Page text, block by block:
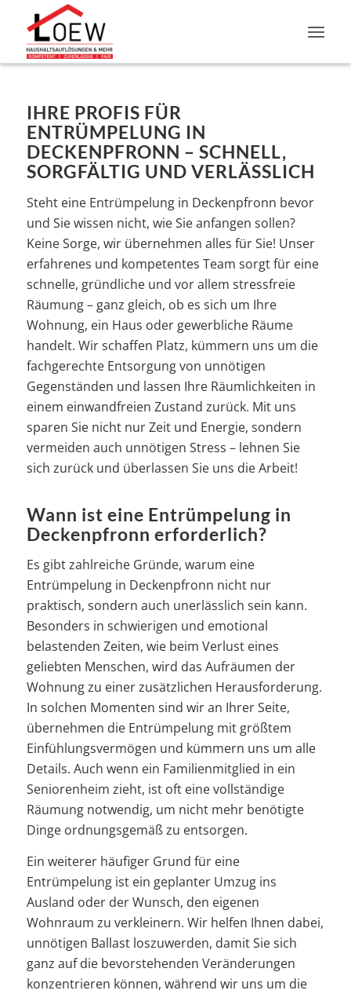
IHRE PROFIS FÜR
ENTRÜMPELUNG IN
DECKENPFRONN – SCHNELL,
SORGFÄLTIG UND VERLÄSSLICH
Steht eine Entrümpelung in Deckenpfronn bevor
und Sie wissen nicht, wie Sie anfangen sollen?
Keine Sorge, wir übernehmen alles für Sie! Unser
erfahrenes und kompetentes Team sorgt für eine
schnelle, gründliche und vor allem stressfreie
Räumung – ganz gleich, ob es sich um Ihre
Wohnung, ein Haus oder gewerbliche Räume
handelt. Wir schaffen Platz, kümmern uns um die
fachgerechte Entsorgung von unnötigen
Gegenständen und lassen Ihre Räumlichkeiten in
einem einwandfreien Zustand zurück. Mit uns
sparen Sie nicht nur Zeit und Energie, sondern
vermeiden auch unnötigen Stress – lehnen Sie
sich zurück und überlassen Sie uns die Arbeit!
Wann ist eine Entrümpelung in
Deckenpfronn erforderlich?
Es gibt zahlreiche Gründe, warum eine
Entrümpelung in Deckenpfronn nicht nur
praktisch, sondern auch unerlässlich sein kann.
Besonders in schwierigen und emotional
belastenden Zeiten, wie beim Verlust eines
geliebten Menschen, wird das Aufräumen der
Wohnung zu einer zusätzlichen Herausforderung.
In solchen Momenten sind wir an Ihrer Seite,
übernehmen die Entrümpelung mit größtem
Einfühlungsvermögen und kümmern uns um alle
Details. Auch wenn ein Familienmitglied in ein
Seniorenheim zieht, ist oft eine vollständige
Räumung notwendig, um nicht mehr benötigte
Dinge ordnungsgemäß zu entsorgen.
Ein weiterer häufiger Grund für eine
Entrümpelung ist ein geplanter Umzug ins
Ausland oder der Wunsch, den eigenen
Wohnraum zu verkleinern. Wir helfen Ihnen dabei,
unnötigen Ballast loszuwerden, damit Sie sich
ganz auf die bevorstehenden Veränderungen
konzentrieren können, während wir uns um die